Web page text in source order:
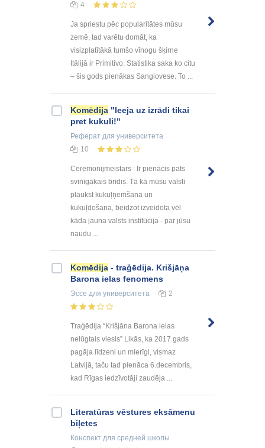
4
Ja spriestu pēc popularitātes mūsu
zemē, tad varētu domāt, ka
visizplatītākā tumšo vīnogu šķirne
Itālijā ir Primitivo. Statistika saka ko citu
– šis gods pienākas Sangiovese. To ...
Komēdija "Ieeja uz izrādi tikai
pret kukuli!"
Реферат для университета
10
Ceremonijmeistars : Ir pienācis pats
svinīgākais brīdis. Tā kā mūsu valstī
plaukst kukuļņemšana un
kukuļdošana, beidzot izveidota vēl
kāda jauna valsts institūcija - par jūsu
naudu ...
Komēdija - traģēdija. Krišjāņa
Barona ielas fenomens
Эссе для университета 2
Traģēdija “Krišjāna Barona ielas
nelūgtais viesis” Likās, ka 2017.gads
pagāja līdzeni un mierīgi, vismaz
Latvijā, taču tad pienāca 6.decembris,
kad Rīgas iedzīvotāji zaudēja ...
Literatūras vēstures eksāmenu
biļetes
Конспект для средней школы